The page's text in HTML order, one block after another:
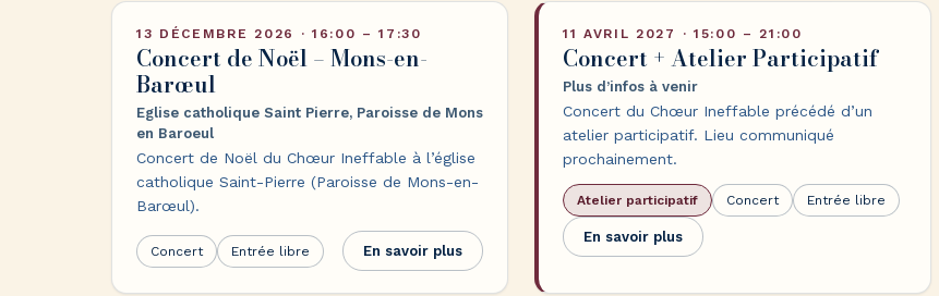
13 DÉCEMBRE 2026 · 16:00 – 17:30
Concert de Noël – Mons-en-
Barœul
Eglise catholique Saint Pierre, Paroisse de Mons
en Baroeul
Concert de Noël du Chœur Ineffable à l’église
catholique Saint-Pierre (Paroisse de Mons-en-
Barœul).
Concert Entrée libre En savoir plus
11 AVRIL 2027 · 15:00 – 21:00
Concert + Atelier Participatif
Plus d’infos à venir
Concert du Chœur Ineffable précédé d’un
atelier participatif. Lieu communiqué
prochainement.
Atelier participatif Concert Entrée libre
En savoir plus